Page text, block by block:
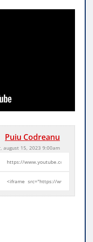
Puiu Codreanu
august 15, 2023 9:00am